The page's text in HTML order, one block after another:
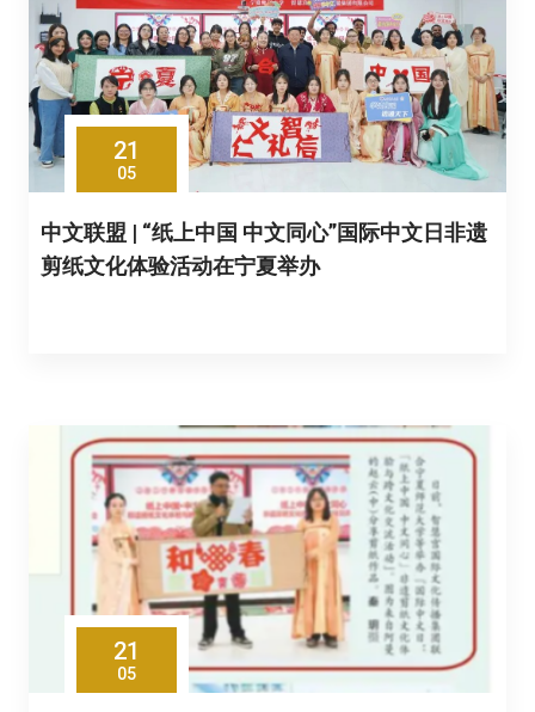
21
05
中文联盟 | “纸上中国 中文同心”国际中文日非遗
剪纸文化体验活动在宁夏举办
21
05